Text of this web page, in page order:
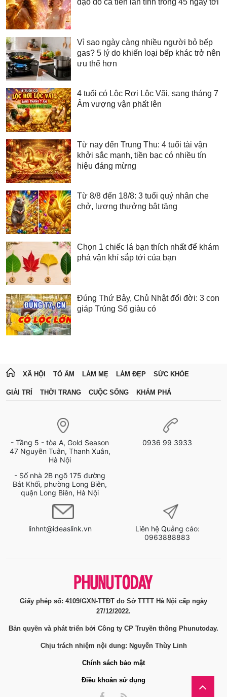
đạo đỏ cả tiền lẫn tình trong 45 ngày tới
Vì sao ngày càng nhiều người bỏ bếp
gas? 5 lý do khiến loại bếp khác trở nên
ưu thế hơn
4 tuổi có Lộc Rơi Lộc Vãi, sang tháng 7
Âm vượng vận phất lên
Từ nay đến Trung Thu: 4 tuổi tài vận
khởi sắc mạnh, tiền bạc có nhiều tín
hiệu đáng mừng
Từ 8/8 đến 18/8: 3 tuổi quý nhân che
chở, lương thưởng bật tăng
Chọn 1 chiếc lá bạn thích nhất để khám
phá vận khí sắp tới của bạn
Đúng Thứ Bảy, Chủ Nhật đổi đời: 3 con
giáp Trúng Số giàu có
XÃ HỘI TỔ ẤM LÀM MẸ LÀM ĐẸP SỨC KHỎE
GIẢI TRÍ THỜI TRANG CUỘC SỐNG KHÁM PHÁ
- Tầng 5 - tòa A, Gold Season
47 Nguyễn Tuân, Thanh Xuân,
Hà Nội
- Số nhà 2B ngõ 175 đường
Bát Khối, phường Long Biên,
quận Long Biên, Hà Nội
0936 99 3933
linhnt@ideaslink.vn
Liên hệ Quảng cáo:
0963888883
Giấy phép số: 4109/GXN-TTĐT do Sở TTTT Hà Nội cấp ngày
27/12/2022.
Bản quyền và phát triển bởi Công ty CP Truyền thông Phunutoday.
Chịu trách nhiệm nội dung: Nguyễn Thùy Linh
Chính sách bảo mật
Điều khoản sử dụng